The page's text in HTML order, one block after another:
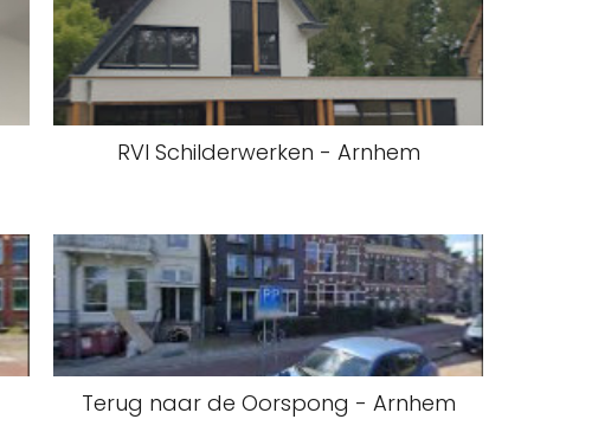
RVI Schilderwerken - Arnhem
Terug naar de Oorspong - Arnhem